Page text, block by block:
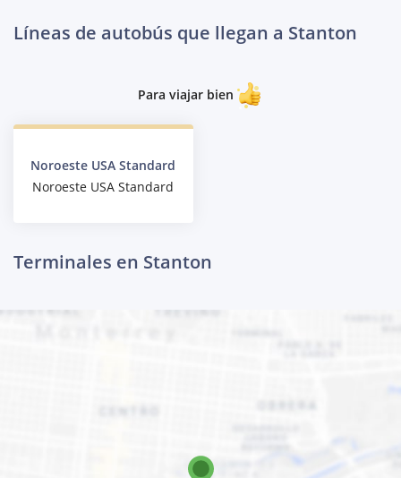
Líneas de autobús que llegan a Stanton
Para viajar bien
Noroeste USA Standard
Noroeste USA Standard
Terminales en Stanton